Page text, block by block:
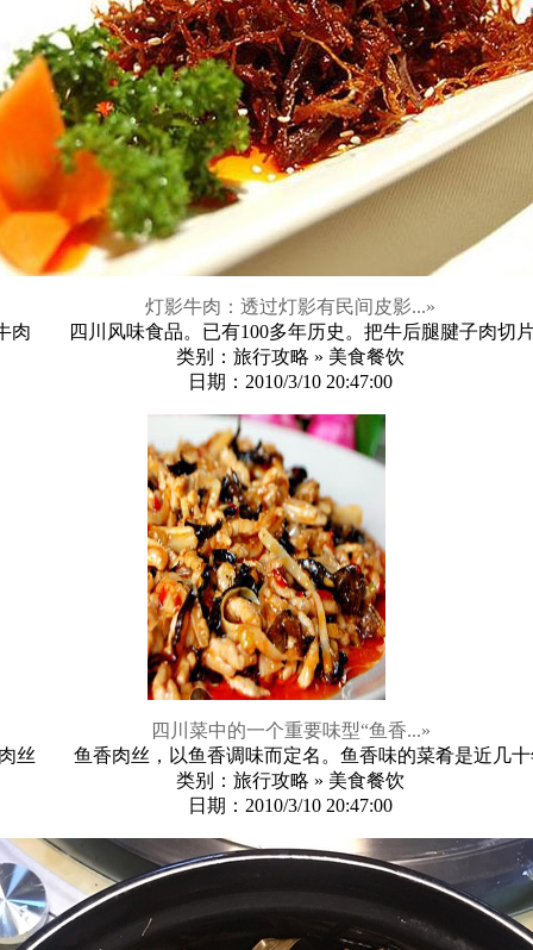
灯影牛肉：透过灯影有民间皮影...»
肉 四川风味食品。已有100多年历史。把牛后腿腱子肉切
类别：旅行攻略 » 美食餐饮
日期：2010/3/10 20:47:00
四川菜中的一个重要味型“鱼香...»
丝 鱼香肉丝，以鱼香调味而定名。鱼香味的菜肴是近几十
类别：旅行攻略 » 美食餐饮
日期：2010/3/10 20:47:00